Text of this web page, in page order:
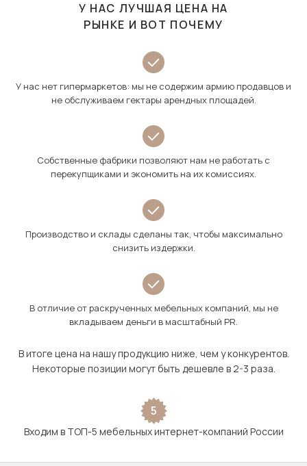
У НАС ЛУЧШАЯ ЦЕНА НА
РЫНКЕ И ВОТ ПОЧЕМУ
У нас нет гипермаркетов: мы не содержим армию продавцов и
не обслуживаем гектары арендных площадей.
Собственные фабрики позволяют нам не работать с
перекупщиками и экономить на их комиссиях.
Производство и склады сделаны так, чтобы максимально
снизить издержки.
В отличие от раскрученных мебельных компаний, мы не
вкладываем деньги в масштабный PR.
В итоге цена на нашу продукцию ниже, чем у конкурентов.
Некоторые позиции могут быть дешевле в 2-3 раза.
5
Входим в ТОП-5 мебельных интернет-компаний России